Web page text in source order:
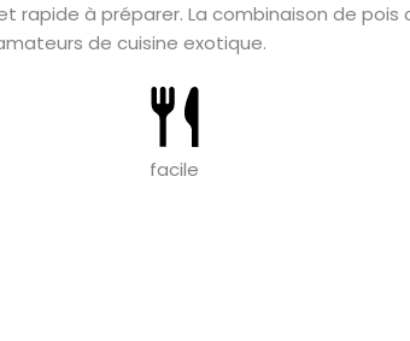
à préparer. La combinaison de
de cuisine exotique.
facile